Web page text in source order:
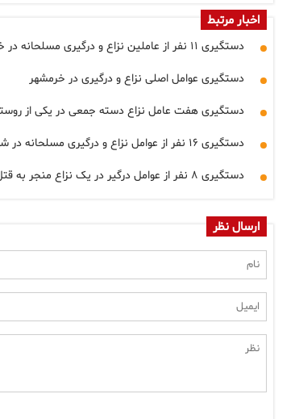
اخبار مرتبط
دستگیری ۱۱ نفر از عاملین نزاع و درگیری مسلحانه در خرمشهر
دستگیری عوامل اصلی نزاع و درگیری در خرمشهر
دستگیری هفت عامل نزاع دسته جمعی در یکی از
دستگیری ۱۶ نفر از عوامل نزاع و درگیری مسلحانه در شهر باوی
دستگیری ۸ نفر از عوامل درگیر در یک نزاع منجر به قتل در امیدیه
ارسال نظر